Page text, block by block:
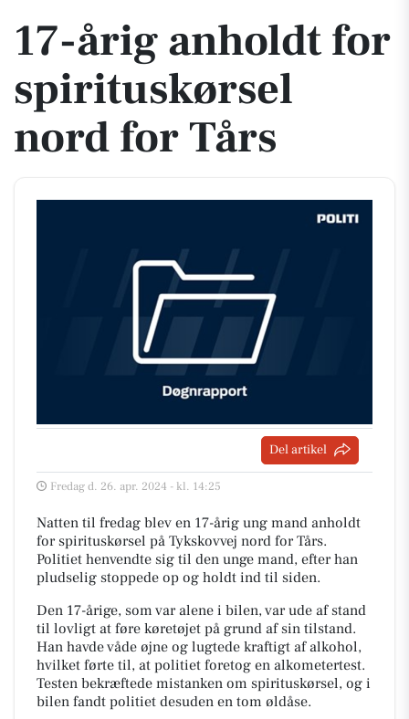
17-årig anholdt for
spirituskørsel
nord for Tårs
Del artikel
Fredag d. 26. apr. 2024 - kl. 14:25
Natten til fredag blev en 17-årig ung mand anholdt
for spirituskørsel på Tykskovvej nord for Tårs.
Politiet henvendte sig til den unge mand, efter han
pludselig stoppede op og holdt ind til siden.
Den 17-årige, som var alene i bilen, var ude af stand
til lovligt at føre køretøjet på grund af sin tilstand.
Han havde våde øjne og lugtede kraftigt af alkohol,
hvilket førte til, at politiet foretog en alkometertest.
Testen bekræftede mistanken om spirituskørsel, og i
bilen fandt politiet desuden en tom øldåse.